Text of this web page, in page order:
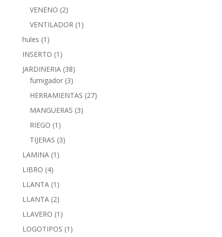
VENENO (2)
VENTILADOR (1)
hules (1)
INSERTO (1)
JARDINERIA (38)
fumigador (3)
HERRAMIENTAS (27)
MANGUERAS (3)
RIEGO (1)
TIJERAS (3)
LAMINA (1)
LIBRO (4)
LLANTA (1)
LLANTA (2)
LLAVERO (1)
LOGOTIPOS (1)